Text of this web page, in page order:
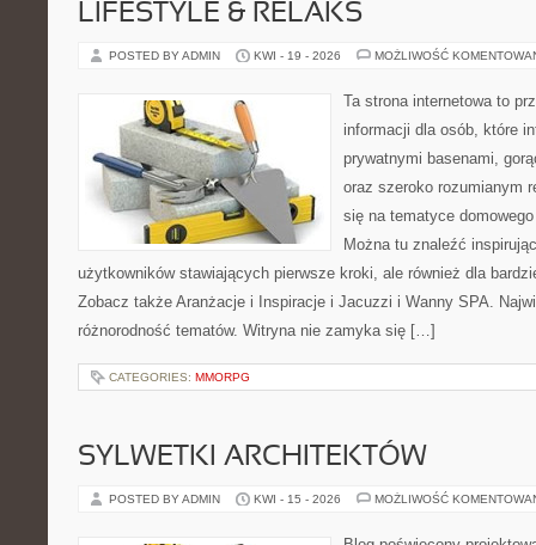
LIFESTYLE & RELAKS
POSTED BY ADMIN KWI - 19 - 2026 MOŻLIWOŚĆ
Ta strona internetowa to
informacji dla osób, które
prywatnymi basenami,
oraz szeroko rozumianym
się na tematyce
Można tu znaleźć
użytkowników stawiających pierwsze kroki, ale również dla
Zobacz także Aranżacje i Inspiracje i Jacuzzi i Wanny SPA.
różnorodność tematów. Witryna nie zamyka się […]
CATEGORIES: MMORPG
SYLWETKI ARCHITEKTÓW
POSTED BY ADMIN KWI - 15 - 2026 MOŻLIWOŚĆ